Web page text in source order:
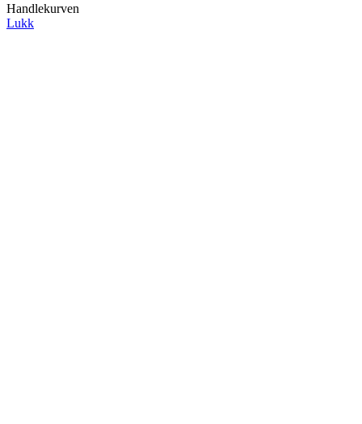
Handlekurven
Lukk